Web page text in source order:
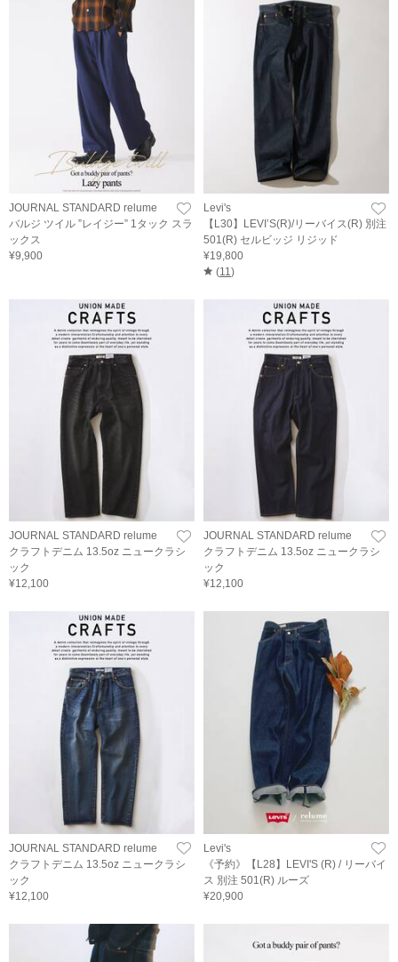
JOURNAL STANDARD relume
バルジ ツイル ”レイジー” 1タック スラ
ックス
¥9,900
Levi's
【L30】LEVI’S(R)/リーバイス(R) 別注
501(R) セルビッジ リジッド
¥19,800
(11 )
JOURNAL STANDARD relume
クラフトデニム 13.5oz ニュークラシ
ック
¥12,100
JOURNAL STANDARD relume
クラフトデニム 13.5oz ニュークラシ
ック
¥12,100
JOURNAL STANDARD relume
クラフトデニム 13.5oz ニュークラシ
ック
¥12,100
Levi's
《予約》【L28】LEVI'S (R) / リーバイ
ス 別注 501(R) ルーズ
¥20,900